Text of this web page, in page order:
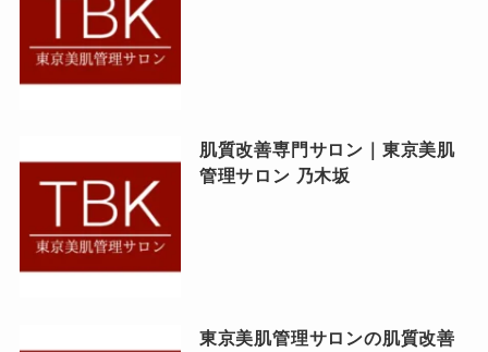
肌質改善専門サロン｜東京美肌
管理サロン 乃木坂
東京美肌管理サロンの肌質改善